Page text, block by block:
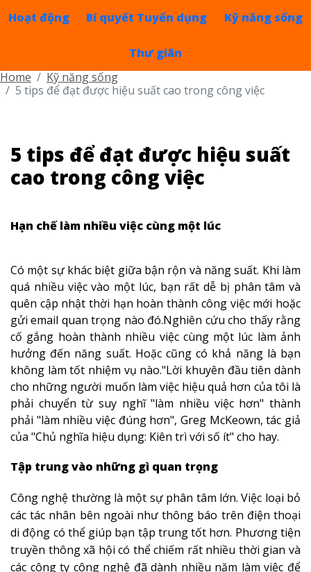
Hoạt động Bí quyết Tuyển dụng Kỹ năng sống
Thư giãn
Home
Kỹ năng sống
5 tips để đạt được hiệu suất cao trong công việc
5 tips để đạt được hiệu suất
cao trong công việc
Hạn chế làm nhiều việc cùng một lúc
Có một sự khác biệt giữa bận rộn và năng suất. Khi làm
quá nhiều việc vào một lúc, bạn rất dễ bị phân tâm và
quên cập nhật thời hạn hoàn thành công việc mới hoặc
gửi email quan trọng nào đó.Nghiên cứu cho thấy rằng
cố gắng hoàn thành nhiều việc cùng một lúc làm ảnh
hưởng đến năng suất. Hoặc cũng có khả năng là bạn
không làm tốt nhiệm vụ nào."Lời khuyên đầu tiên dành
cho những người muốn làm việc hiệu quả hơn của tôi là
phải chuyển từ suy nghĩ "làm nhiều việc hơn" thành
phải "làm nhiều việc đúng hơn", Greg McKeown, tác giả
của "Chủ nghĩa hiệu dụng: Kiên trì với số ít" cho hay.
Tập trung vào những gì quan trọng
Công nghệ thường là một sự phân tâm lớn. Việc loại bỏ
các tác nhân bên ngoài như thông báo trên điện thoại
di động có thể giúp bạn tập trung tốt hơn. Phương tiện
truyền thông xã hội có thể chiếm rất nhiều thời gian và
các công ty công nghệ đã dành nhiều năm làm việc để